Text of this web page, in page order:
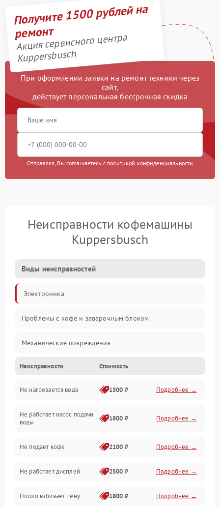
Получите 1500 рублей на
ремонт
Акция сервисного центра
Kuppersbusch
При оформлении заявки на ремонт техники через
сайт,
действует персональная бессрочная скидка
Отправляя, Вы соглашаетесь с политикой конфиденциальности
Неисправности кофемашины
Kuppersbusch
Виды неисправностей
Электроника
Проблемы с кофе и заварочным блоком
Механические повреждения
Прочие неисправности
Включение и работа
Проблемы с водой
Проблемы с капучинатором и паром
Управление и электроника
Программное обеспечение
Неисправности Стоимость
Не нагревается вода 1500 ₽ Подробнее →
Не работает насос подачи
воды
1800 ₽ Подробнее →
Не подает кофе 2100 ₽ Подробнее →
Не работает дисплей 2500 ₽ Подробнее →
Плохо взбивает пену 1800 ₽ Подробнее →